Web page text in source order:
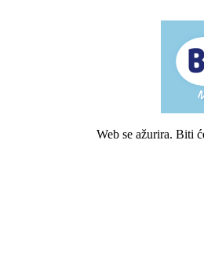
Web se ažurira. Biti